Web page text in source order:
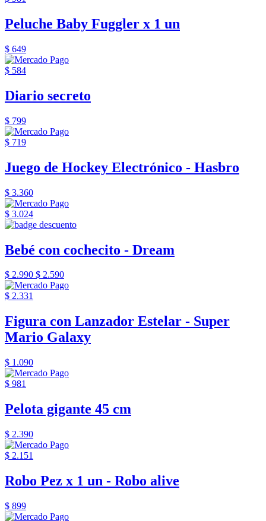
Peluche Baby Fuggler x 1 un
$ 649
$ 584
Diario secreto
$ 799
$ 719
Juego de Hockey Electrónico - Hasbro
$ 3.360
$ 3.024
Bebé con cochecito - Dream
$ 2.990 $ 2.590
$ 2.331
Figura con Lanzador Estelar - Super
Mario Galaxy
$ 1.090
$ 981
Pelota gigante 45 cm
$ 2.390
$ 2.151
Robo Pez x 1 un - Robo alive
$ 899